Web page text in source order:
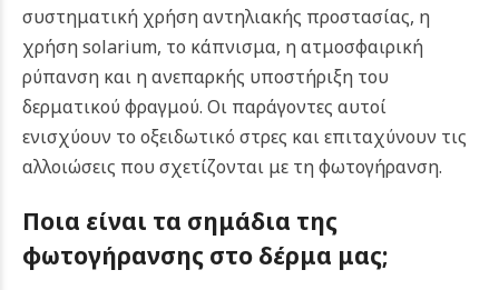
συστηματική χρήση αντηλιακής προστασίας, η
χρήση solarium, το κάπνισμα, η ατμοσφαιρική
ρύπανση και η ανεπαρκής υποστήριξη του
δερματικού φραγμού. Οι παράγοντες αυτοί
ενισχύουν το οξειδωτικό στρες και επιταχύνουν τις
αλλοιώσεις που σχετίζονται με τη φωτογήρανση.
Ποια είναι τα σημάδια της
φωτογήρανσης στο δέρμα μας;